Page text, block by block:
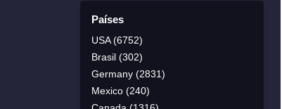
Países
USA (6752)
Brasil (302)
Germany (2831)
Mexico (240)